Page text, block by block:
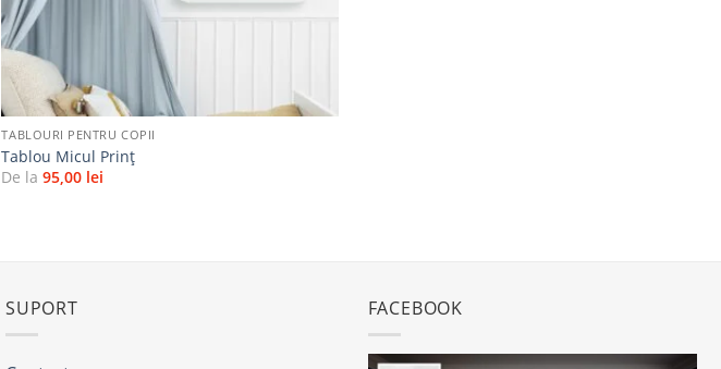
TABLOURI PENTRU COPII
Tablou Micul Prinț
De la95,00 lei
SUPORT FACEBOOK